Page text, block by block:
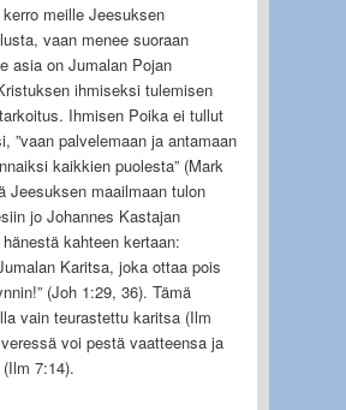
meille Jeesuksen
vaan menee suoraan
asia on Jumalan Pojan
ihmiseksi tulemisen
Ihmisen Poika ei tullut
”vaan palvelemaan ja antamaan
kaikkien puolesta” (Mark
Jeesuksen maailmaan tulon
jo Johannes Kastajan
kahteen kertaan:
Karitsa, joka ottaa pois
(Joh 1:29, 36). Tämä
vain teurastettu karitsa (Ilm
voi pestä vaatteensa ja
7:14).